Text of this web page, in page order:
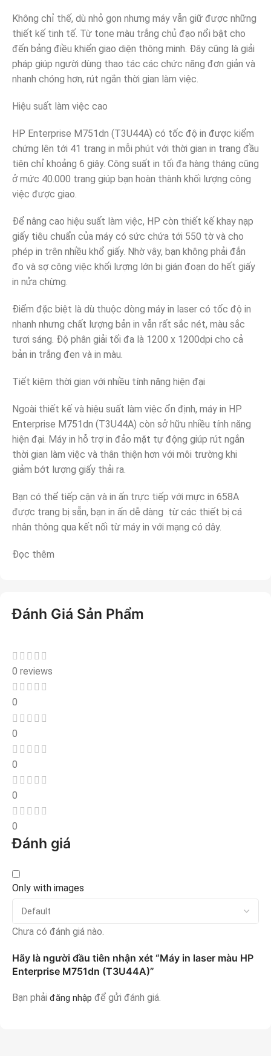
Không chỉ thế, dù nhỏ gọn nhưng máy vẫn giữ được những
thiết kế tinh tế. Từ tone màu trắng chủ đạo nổi bật cho
đến bảng điều khiển giao diện thông minh. Đây cũng là giải
pháp giúp người dùng thao tác các chức năng đơn giản và
nhanh chóng hơn, rút ngắn thời gian làm việc.
Hiệu suất làm việc cao
HP Enterprise M751dn (T3U44A) có tốc độ in được kiểm
chứng lên tới 41 trang in mỗi phút với thời gian in trang đầu
tiên chỉ khoảng 6 giây. Công suất in tối đa hàng tháng cũng
ở mức 40.000 trang giúp bạn hoàn thành khối lượng công
việc được giao.
Để nâng cao hiệu suất làm việc, HP còn thiết kế khay nạp
giấy tiêu chuẩn của máy có sức chứa tới 550 tờ và cho
phép in trên nhiều khổ giấy. Nhờ vậy, bạn không phải đắn
đo và sợ công việc khối lượng lớn bị gián đoạn do hết giấy
in nửa chừng.
Điểm đặc biệt là dù thuộc dòng máy in laser có tốc độ in
nhanh nhưng chất lượng bản in vẫn rất sắc nét, màu sắc
tươi sáng. Độ phân giải tối đa là 1200 x 1200dpi cho cả
bản in trắng đen và in màu.
Tiết kiệm thời gian với nhiều tính năng hiện đại
Ngoài thiết kế và hiệu suất làm việc ổn định, máy in HP
Enterprise M751dn (T3U44A) còn sở hữu nhiều tính năng
hiện đại. Máy in hỗ trợ in đảo mặt tự động giúp rút ngắn
thời gian làm việc và thân thiện hơn với môi trường khi
giảm bớt lượng giấy thải ra.
Bạn có thể tiếp cận và in ấn trực tiếp với mực in 658A
được trang bị sẵn, bạn in ấn dễ dàng từ các thiết bị cá
nhân thông qua kết nối từ máy in với mạng có dây.
Đọc thêm
Đánh Giá Sản Phẩm
0 reviews
0
0
0
0
0
Đánh giá
Only with images
Chưa có đánh giá nào.
Hãy là người đầu tiên nhận xét “Máy in laser màu HP
Enterprise M751dn (T3U44A)”
Bạn phải đăng nhập để gửi đánh giá.